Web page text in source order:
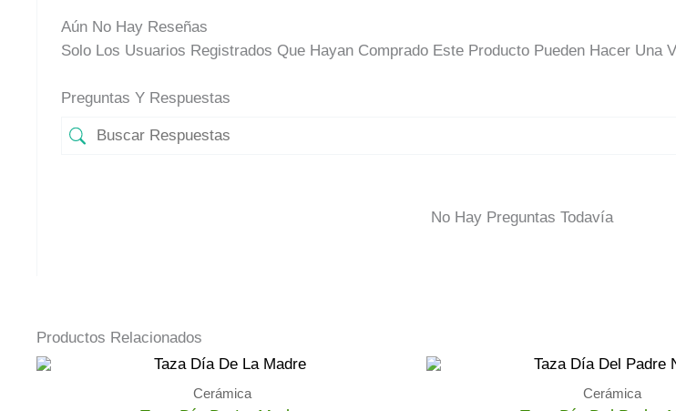
Aún No Hay Reseñas
Solo Los Usuarios Registrados Que Hayan Comprado Este Producto Pueden Hacer Una
Preguntas Y Respuestas
No Hay Preguntas Todavía
Productos Relacionados
Cerámica Cerámica